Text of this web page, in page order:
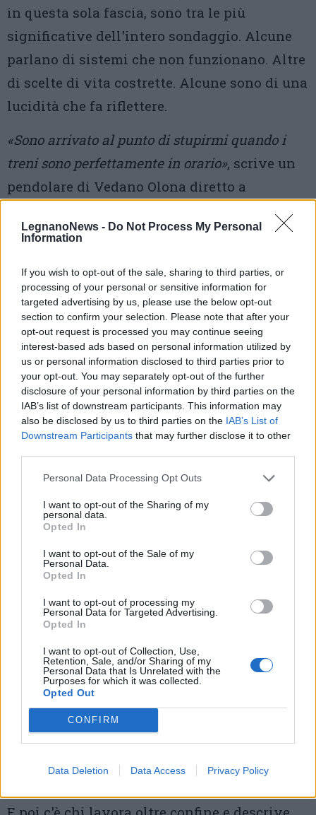
LegnanoNews - Do Not Process My Personal
Information
If you wish to opt-out of the sale, sharing to third parties, or
processing of your personal or sensitive information for
targeted advertising by us, please use the below opt-out
section to confirm your selection. Please note that after your
opt-out request is processed you may continue seeing
interest-based ads based on personal information utilized by
us or personal information disclosed to third parties prior to
your opt-out. You may separately opt-out of the further
disclosure of your personal information by third parties on the
IAB’s list of downstream participants. This information may
also be disclosed by us to third parties on the IAB’s List of
Downstream Participants that may further disclose it to other
Personal Data Processing Opt Outs
I want to opt-out of the Sharing of my
personal data.
Opted In
I want to opt-out of the Sale of my
Personal Data.
Opted In
I want to opt-out of processing my
Personal Data for Targeted Advertising.
Opted In
I want to opt-out of Collection, Use,
Retention, Sale, and/or Sharing of my
Personal Data that Is Unrelated with the
Purposes for which it was collected.
Opted Out
CONFIRM
Data Deletion Data Access Privacy Policy
in questa sola fascia, sono tra le più
significative dell'intero sondaggio. Alcune
parlano di sistemi che non funzionano. Altre
di scelte di vita costrette. Alcune sono di una
lucidità che fa riflettere.
«Sono arrivato al punto di stupirmi quando i
treni sono perfettamente in orario», scrive un
pendolare di Vedano Olona diretto a
«Il mio tragitto andata e ritorno di solito dura
4,5 ore, ma è successo più volte che durasse 6 o
6,5 ore a causa dei treni», racconta chi viene
da Laveno Mombello per arrivare a Milano.
«Potrei andare al lavoro con il passante
ferroviario e la metro, ma la situazione di
Trenord è disastrosa: ho ripreso ad usare l'auto.
Comunque anche con l'auto non ho risolto
granché per via del traffico, mi servono
e due per tornare», scrive un pendolare di
Sumirago.
almeno parziale. Un abitante di Varese che
a combinare bicicletta e treno:«Nel giro di
permette di fare due o tre giorni a settimana di
bike to work, un giorno di smart working e un
giorno di auto per recuperare l'abbigliamento
sporco. Sono consapevole che non è una scelta
costi dell'automobile era troppo urgente».